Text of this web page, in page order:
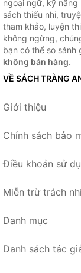
ngoại ngữ, kỹ
sách thiếu nhi,
tham khảo, luyện
không ngừng,
bạn có thể so sánh
không bán hàng.
VỀ SÁCH TRÀNG
Giới thiệu
Chính sách bảo
Điều khoản sử
Miễn trừ trách
Danh mục
Danh sách tác